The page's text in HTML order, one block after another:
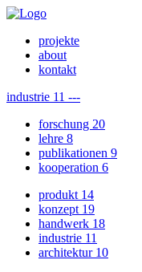
projekte
about
kontakt
industrie 11 ---
forschung 20
lehre 8
publikationen 9
kooperation 6
produkt 14
konzept 19
handwerk 18
industrie 11
architektur 10